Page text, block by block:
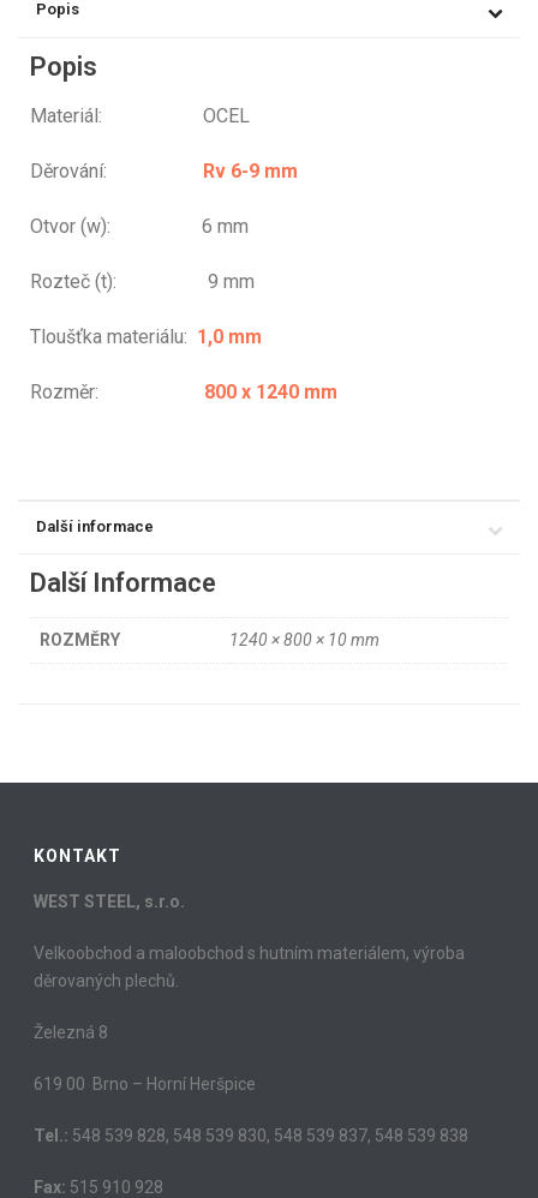
Popis
Popis
Materiál: OCEL
Děrování: Rv 6-9 mm
Otvor (w): 6 mm
Rozteč (t): 9 mm
Tloušťka materiálu: 1,0 mm
Rozměr: 800 x 1240 mm
Další informace
Další Informace
ROZMĚRY 1240 × 800 × 10 mm
KONTAKT
WEST STEEL, s.r.o.
Velkoobchod a maloobchod s hutním materiálem, výroba
děrovaných plechů.
Železná 8
619 00 Brno – Horní Heršpice
Tel.: 548 539 828, 548 539 830, 548 539 837, 548 539 838
Fax: 515 910 928